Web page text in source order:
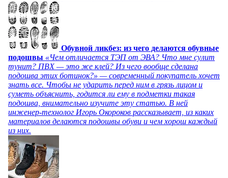
Обувной ликбез: из чего делаются обувные
подошвы «Чем отличается ТЭП от ЭВА? Что мне сулит
тунит? ПВХ — это же клей? Из чего вообще сделана
подошва этих ботинок?» — современный покупатель хочет
знать все. Чтобы не ударить перед ним в грязь лицом и
суметь объяснить, годится ли ему в подметки такая
подошва, внимательно изучите эту статью. В ней
инженер-технолог Игорь Окороков рассказывает, из каких
материалов делаются подошвы обуви и чем хорош каждый
из них.